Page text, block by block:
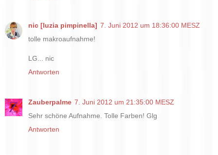
nic [luzia pimpinella] 7. Juni 2012 um 18:36:00 MESZ
tolle makroaufnahme!
LG... nic
Antworten
Zauberpalme 7. Juni 2012 um 21:35:00 MESZ
Sehr schöne Aufnahme. Tolle Farben! Glg
Antworten